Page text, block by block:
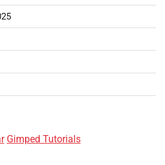
Gimped Tutorials